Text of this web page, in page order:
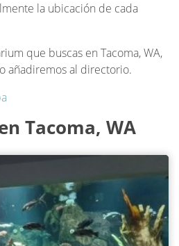
la ubicación de cada
que buscas en Tacoma, WA,
añadiremos al directorio.
Tacoma, WA